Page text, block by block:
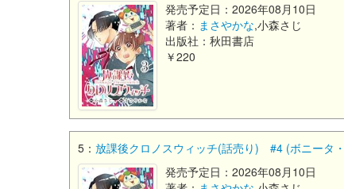
発売予定日：2026年08月10日
著者： まさやかな,小森さじ
出版社：秋田書店
￥220
5： 放課後クロノスウィッチ(話売り) #4 (ボニータ
発売予定日：2026年08月10日